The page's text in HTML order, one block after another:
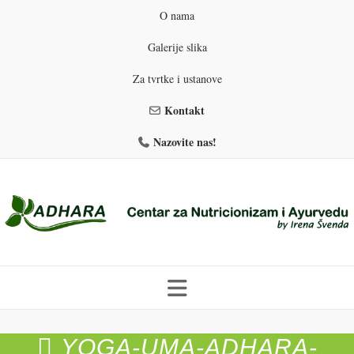
O nama
Galerije slika
Za tvrtke i ustanove
Kontakt
Nazovite nas!
to
PROGRAMI PREHRANE PRIRODNO MRŠAVLJENJE
YOGA-UMA-ADHARA-